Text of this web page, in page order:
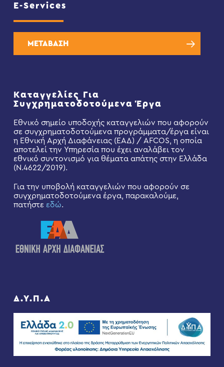
E-Services
ΜΕΤΑΒΑΣΗ
Καταγγελίες Για
Συγχρηματοδοτούμενα Έργα
Εθνικό σημείο υποδοχής καταγγελιών που αφορούν
σε συγχρηματοδοτούμενα προγράμματα/έργα είναι
η Εθνική Αρχή Διαφάνειας (ΕΑΔ) / AFCOS, η οποία
αποτελεί την Υπηρεσία που έχει αναλάβει τον
εθνικό συντονισμό για θέματα απάτης στην Ελλάδα
(Ν.4622/2019).
Για την υποβολή καταγγελιών που αφορούν σε
συγχρηματοδοτούμενα έργα, παρακαλούμε,
πατήστε εδώ.
Δ.Υ.Π.Α